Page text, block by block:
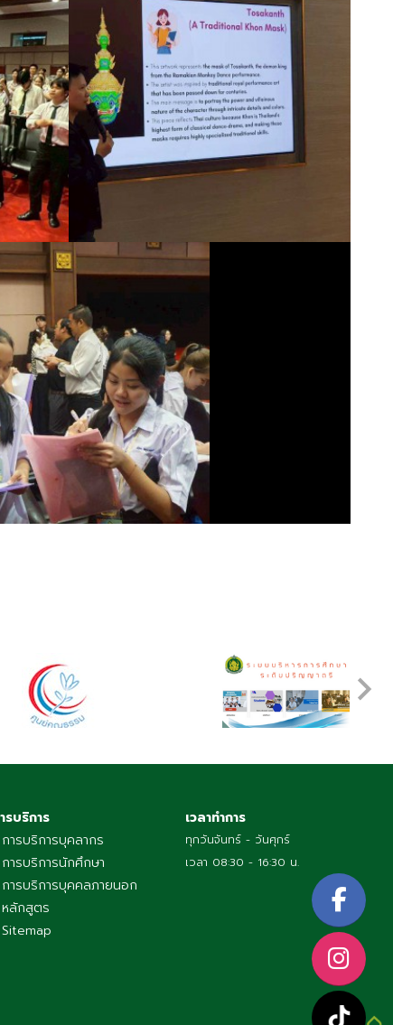
- การบริการบุคลากร
- การบริการบุคคลภายนอก
- หลักสูตร
- Sitemap
ทุกวันจันทร์ - วันศุกร์